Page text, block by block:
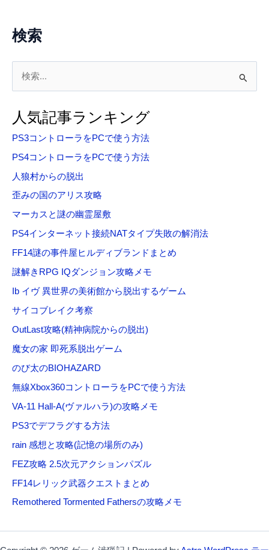
検索
象
:
人気記事ランキング
PS3コントローラをPCで使う方法
PS4コントローラをPCで使う方法
人狼村からの脱出
歪みの国のアリス攻略
マーカスと謎の幽霊屋敷
PS4インターネット接続NATタイプ失敗の解消法
FF14謎の事件屋ヒルディブランドまとめ
謎解きRPG IQダンジョン攻略メモ
Ib イヴ 異世界の美術館から脱出するゲーム
サイコブレイク考察
OutLast攻略(精神病院からの脱出)
魔女の家 即死系脱出ゲーム
のび太のBIOHAZARD
無線Xbox360コントローラをPCで使う方法
VA-11 Hall-A(ヴァルハラ)の攻略メモ
PS3でデフラグする方法
rain 感想と攻略(記憶の場所のみ)
FEZ攻略 2.5次元アクションパズル
FF14レリック武器クエストまとめ
Remothered Tormented Fathersの攻略メモ